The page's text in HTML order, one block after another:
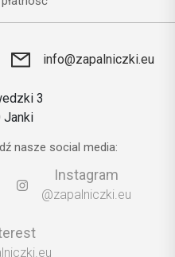
info@zapalniczki.eu
3
Janki
nasze social media:
Instagram
@zapalniczki.eu